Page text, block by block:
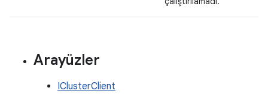
Arayüzler
IClusterClient